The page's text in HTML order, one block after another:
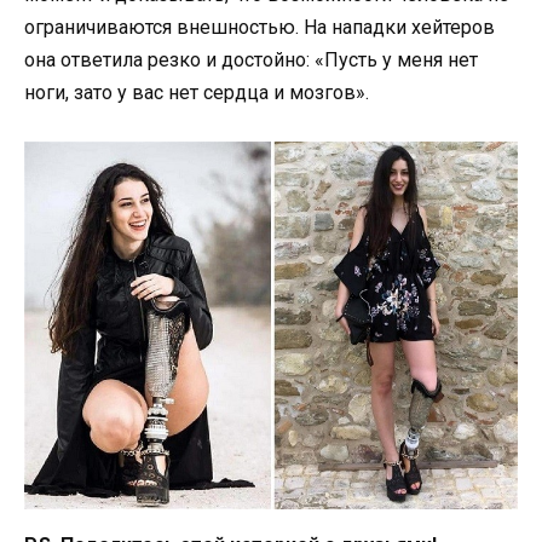
ограничиваются внешностью. На нападки хейтеров
она ответила резко и достойно: «Пусть у меня нет
ноги, зато у вас нет сердца и мозгов».